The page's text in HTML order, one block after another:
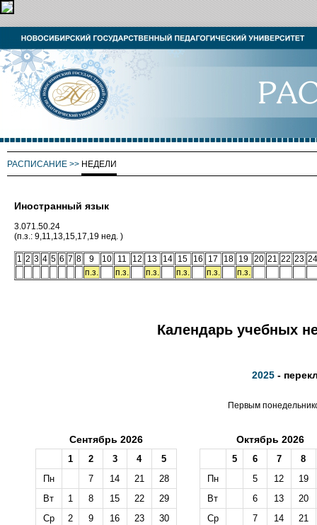
РАСПИСАНИЕ >> НЕДЕЛИ
Иностранный язык
3.071.50.24
(п.з.: 9,11,13,15,17,19 нед. )
1 2 3 4 5 6 7 8 9 10 11 12 13 14 15 16 17 18 19 20 21 22 23 24
п.з.
п.з. п.з. п.з. п.з. п.з.
Календарь учебных
2025 -
Первым
Сентябрь 2026
1 2 3 4
5
Пн
7 14 21
28
Вт
1 8 15 22
29
Ср
2 9 16 23
30
Октябрь 2026
5 6 7
8
Пн
5 12
19
Вт
6 13
20
Ср
7 14
21